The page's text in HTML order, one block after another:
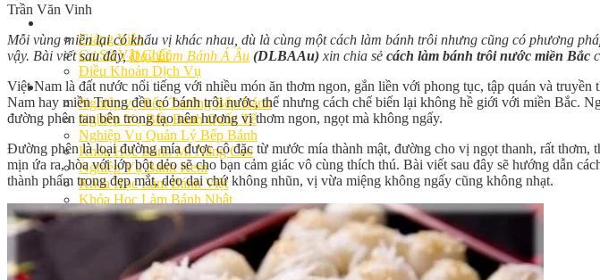
Giảng Viên
Cơ Sở Vật Chất
Điều Khoản Dịch Vụ
Học Làm Bánh
Nghiệp vụ Bếp Trưởng Bếp Bánh
Nghiệp Vụ Bếp Bánh Quốc Tế
Nghiệp Vụ Quản Lý Bếp Bánh
Khóa Học Bánh Mì Nâng Cao
Nghiệp Vụ Bánh Kem
Khóa Học Làm Bánh Việt
Khóa Học Làm Bánh Nhật
Khóa Học Bánh Đài Loan
Học Làm Bánh Ngắn Hạn
Khóa Học Bánh Kinh Doanh
Khóa Học Handmade Mini Cake
Trần Văn Vinh
Mỗi vùng miền lại có khẩu vị khác nhau, dù là cùng một cách làm bánh trôi nhưng cũng có phương
vậy. Bài viết sau đây,Dạy Làm Bánh Á Âu (DLBAAu) xin chia sẻ cách làm bánh trôi nước miền Bắc
Việt Nam là đất nước nổi tiếng với nhiều món ăn thơm ngon, gắn liền với phong tục, tập quán và
Nam hay miền Trung đều có bánh trôi nước, thế nhưng cách chế biến lại không hề giới với miền Bắc.
đường phên tan bên trong tạo nên hương vị thơm ngon, ngọt mà không ngấy.
Đường phên là loại đường mía được cô đặc từ mước mía thành mật, đường cho vị ngọt thanh, rất
mịn ứa ra, hòa với lớp bột dẻo sẽ cho bạn cảm giác vô cùng thích thú. Bài viết sau đây sẽ hướng dẫn
thành phẩm trong đẹp mắt, dẻo dai chứ không nhũn, vị vừa miệng không ngấy cũng không nhạt.